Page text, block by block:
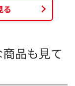
る
品も見て